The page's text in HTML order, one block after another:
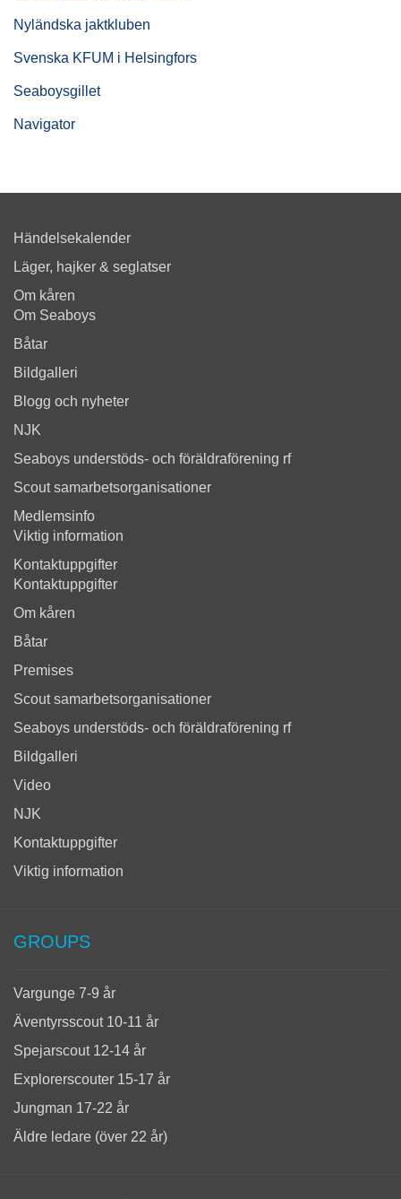
Nyländska jaktkluben
Svenska KFUM i Helsingfors
Seaboysgillet
Navigator
Händelsekalender
Läger, hajker & seglatser
Om kåren
Om Seaboys
Båtar
Bildgalleri
Blogg och nyheter
NJK
Seaboys understöds- och föräldraförening rf
Scout samarbetsorganisationer
Medlemsinfo
Viktig information
Kontaktuppgifter
Kontaktuppgifter
Om kåren
Båtar
Premises
Scout samarbetsorganisationer
Seaboys understöds- och föräldraförening rf
Bildgalleri
Video
NJK
Kontaktuppgifter
Viktig information
GROUPS
Vargunge 7-9 år
Äventyrsscout 10-11 år
Spejarscout 12-14 år
Explorerscouter 15-17 år
Jungman 17-22 år
Äldre ledare (över 22 år)